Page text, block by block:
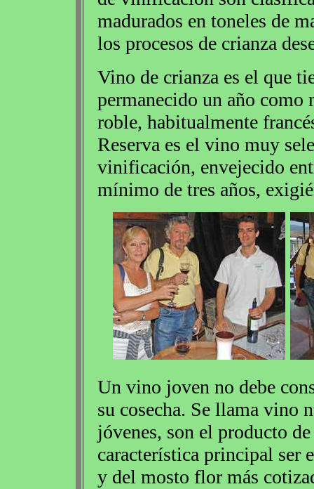
madurados en toneles de
los procesos de crianza
Vino de crianza es el que
permanecido un año
roble, habitualmente
Reserva es el vino muy
vinificación, envejecido
mínimo de tres años,
Un vino joven no debe
su cosecha. Se llama vino
jóvenes, son el producto
característica principal ser
y del mosto flor más